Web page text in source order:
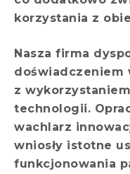
korzystania z
Nasza firma
doświadczeniem
z
technologii.
wachlarz
wniosły istotne
funkcjonowania